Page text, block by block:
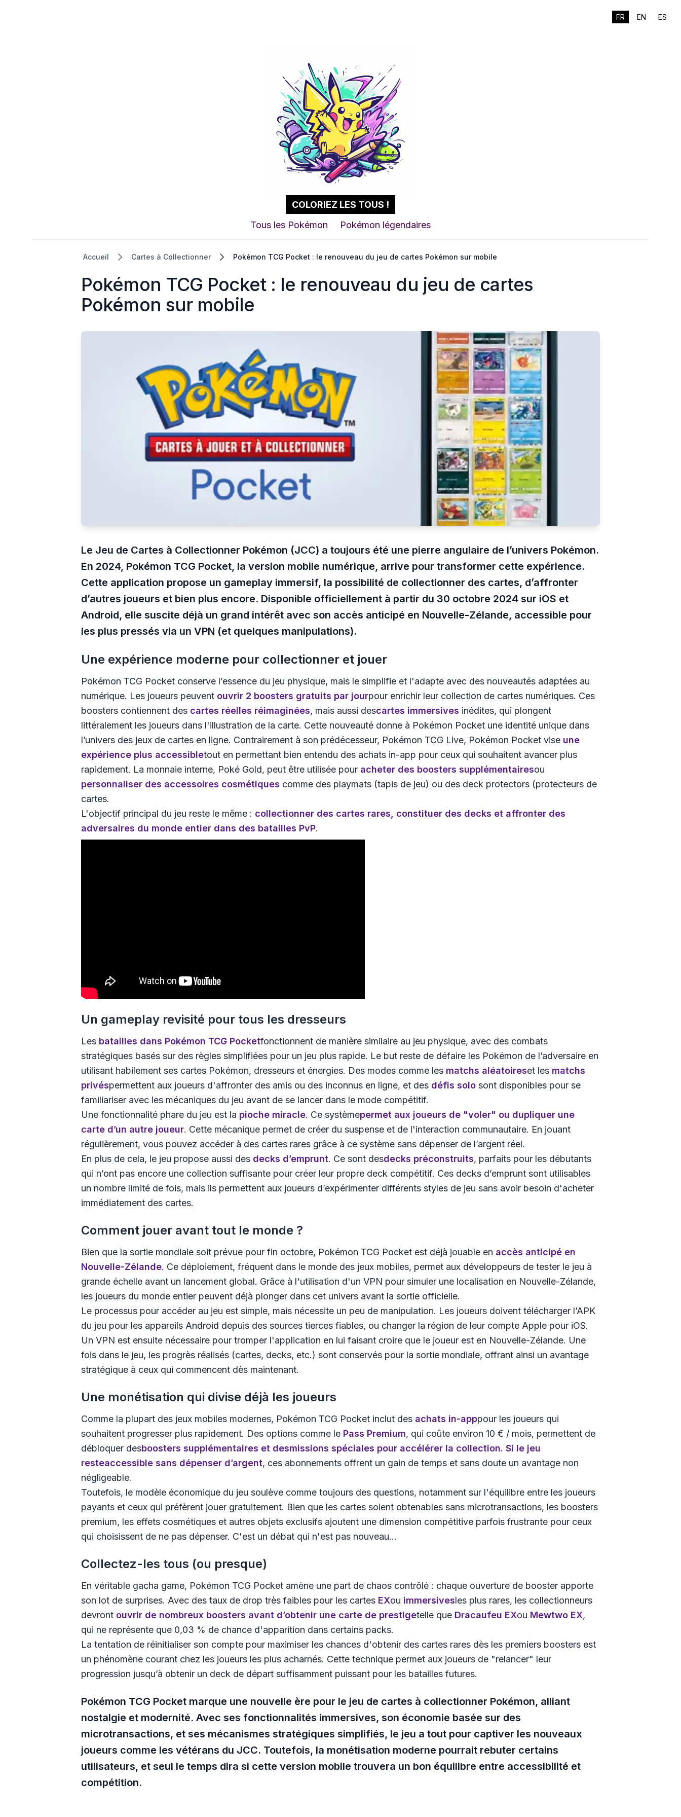
FR EN ES
COLORIEZ LES TOUS !
Tous les Pokémon
Pokémon légendaires
Accueil Cartes à Collectionner Pokémon TCG Pocket : le renouveau du jeu de cartes Pokémon sur mobile
Pokémon TCG Pocket : le renouveau du jeu de cartes
Pokémon sur mobile
Le Jeu de Cartes à Collectionner Pokémon (JCC) a toujours été une pierre angulaire de l’univers Pokémon.
En 2024, Pokémon TCG Pocket, la version mobile numérique, arrive pour transformer cette expérience.
Cette application propose un gameplay immersif, la possibilité de collectionner des cartes, d’affronter
d’autres joueurs et bien plus encore. Disponible officiellement à partir du 30 octobre 2024 sur iOS et
Android, elle suscite déjà un grand intérêt avec son accès anticipé en Nouvelle-Zélande, accessible pour
les plus pressés via un VPN (et quelques manipulations).
Une expérience moderne pour collectionner et jouer
Pokémon TCG Pocket conserve l’essence du jeu physique, mais le simplifie et l'adapte avec des nouveautés adaptées au
numérique. Les joueurs peuvent ouvrir 2 boosters gratuits par jourpour enrichir leur collection de cartes numériques. Ces
boosters contiennent des cartes réelles réimaginées, mais aussi descartes immersives inédites, qui plongent
littéralement les joueurs dans l'illustration de la carte. Cette nouveauté donne à Pokémon Pocket une identité unique dans
l’univers des jeux de cartes en ligne. Contrairement à son prédécesseur, Pokémon TCG Live, Pokémon Pocket vise une
expérience plus accessibletout en permettant bien entendu des achats in-app pour ceux qui souhaitent avancer plus
rapidement. La monnaie interne, Poké Gold, peut être utilisée pour acheter des boosters supplémentairesou
personnaliser des accessoires cosmétiques comme des playmats (tapis de jeu) ou des deck protectors (protecteurs de
cartes.
L'objectif principal du jeu reste le même : collectionner des cartes rares, constituer des decks et affronter des
adversaires du monde entier dans des batailles PvP.
Un gameplay revisité pour tous les dresseurs
Les batailles dans Pokémon TCG Pocketfonctionnent de manière similaire au jeu physique, avec des combats
stratégiques basés sur des règles simplifiées pour un jeu plus rapide. Le but reste de défaire les Pokémon de l’adversaire en
utilisant habilement ses cartes Pokémon, dresseurs et énergies. Des modes comme les matchs aléatoireset les matchs
privéspermettent aux joueurs d'affronter des amis ou des inconnus en ligne, et des défis solo sont disponibles pour se
familiariser avec les mécaniques du jeu avant de se lancer dans le mode compétitif.
Une fonctionnalité phare du jeu est la pioche miracle. Ce systèmepermet aux joueurs de "voler" ou dupliquer une
carte d’un autre joueur. Cette mécanique permet de créer du suspense et de l'interaction communautaire. En jouant
régulièrement, vous pouvez accéder à des cartes rares grâce à ce système sans dépenser de l’argent réel​.
En plus de cela, le jeu propose aussi des decks d’emprunt. Ce sont desdecks préconstruits, parfaits pour les débutants
qui n’ont pas encore une collection suffisante pour créer leur propre deck compétitif. Ces decks d’emprunt sont utilisables
un nombre limité de fois, mais ils permettent aux joueurs d’expérimenter différents styles de jeu sans avoir besoin d'acheter
immédiatement des cartes.
Comment jouer avant tout le monde ?
Bien que la sortie mondiale soit prévue pour fin octobre, Pokémon TCG Pocket est déjà jouable en accès anticipé en
Nouvelle-Zélande. Ce déploiement, fréquent dans le monde des jeux mobiles, permet aux développeurs de tester le jeu à
grande échelle avant un lancement global. Grâce à l'utilisation d'un VPN pour simuler une localisation en Nouvelle-Zélande,
les joueurs du monde entier peuvent déjà plonger dans cet univers avant la sortie officielle.
Le processus pour accéder au jeu est simple, mais nécessite un peu de manipulation. Les joueurs doivent télécharger l’APK
du jeu pour les appareils Android depuis des sources tierces fiables, ou changer la région de leur compte Apple pour iOS.
Un VPN est ensuite nécessaire pour tromper l'application en lui faisant croire que le joueur est en Nouvelle-Zélande. Une
fois dans le jeu, les progrès réalisés (cartes, decks, etc.) sont conservés pour la sortie mondiale, offrant ainsi un avantage
stratégique à ceux qui commencent dès maintenant​.
Une monétisation qui divise déjà les joueurs
Comme la plupart des jeux mobiles modernes, Pokémon TCG Pocket inclut des achats in-apppour les joueurs qui
souhaitent progresser plus rapidement. Des options comme le Pass Premium, qui coûte environ 10 € / mois, permettent de
débloquer desboosters supplémentaires et desmissions spéciales pour accélérer la collection. Si le jeu
resteaccessible sans dépenser d’argent, ces abonnements offrent un gain de temps et sans doute un avantage non
négligeable​.
Toutefois, le modèle économique du jeu soulève comme toujours des questions, notamment sur l'équilibre entre les joueurs
payants et ceux qui préfèrent jouer gratuitement. Bien que les cartes soient obtenables sans microtransactions, les boosters
premium, les effets cosmétiques et autres objets exclusifs ajoutent une dimension compétitive parfois frustrante pour ceux
qui choisissent de ne pas dépenser. C'est un débat qui n'est pas nouveau...
Collectez-les tous (ou presque)
En véritable gacha game, Pokémon TCG Pocket amène une part de chaos contrôlé : chaque ouverture de booster apporte
son lot de surprises. Avec des taux de drop très faibles pour les cartes EXou immersivesles plus rares, les collectionneurs
devront ouvrir de nombreux boosters avant d’obtenir une carte de prestigetelle que Dracaufeu EXou Mewtwo EX,
qui ne représente que 0,03 % de chance d'apparition dans certains packs​.
La tentation de réinitialiser son compte pour maximiser les chances d'obtenir des cartes rares dès les premiers boosters est
un phénomène courant chez les joueurs les plus acharnés. Cette technique permet aux joueurs de "relancer" leur
progression jusqu’à obtenir un deck de départ suffisamment puissant pour les batailles futures.
Pokémon TCG Pocket marque une nouvelle ère pour le jeu de cartes à collectionner Pokémon, alliant
nostalgie et modernité. Avec ses fonctionnalités immersives, son économie basée sur des
microtransactions, et ses mécanismes stratégiques simplifiés, le jeu a tout pour captiver les nouveaux
joueurs comme les vétérans du JCC. Toutefois, la monétisation moderne pourrait rebuter certains
utilisateurs, et seul le temps dira si cette version mobile trouvera un bon équilibre entre accessibilité et
compétition​.